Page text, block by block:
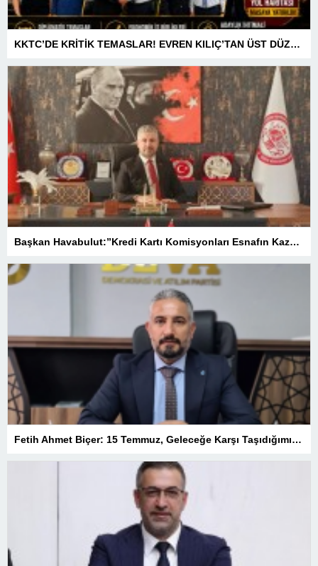
KKTC’DE KRİTİK TEMASLAR! EVREN KILIÇ’TAN ÜST DÜZEY ZİRVELER
Başkan Havabulut:”Kredi Kartı Komisyonları Esnafın Kazancını Eritiyor”
Fetih Ahmet Biçer: 15 Temmuz, Geleceğe Karşı Taşıdığımız Sorumluluğu Hatırlatan Bir Milattır